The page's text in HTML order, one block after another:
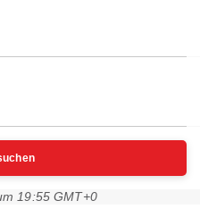
19:55 GMT+0